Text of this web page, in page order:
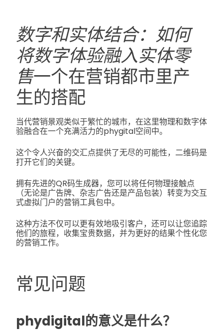
数字和实体结合：如何
将数字体验融入实体零
售一个在营销都市里产
生的搭配
当代营销景观类似于繁忙的城市，在这里物理和数字体
验融合在一个充满活力的phygital空间中。
这个令人兴奋的交汇点提供了无尽的可能性，二维码是
打开它们的关键。
拥有先进的QR码生成器，您可以将任何物理接触点
（无论是广告牌、杂志广告还是产品包装）转变为交互
式虚拟门户的营销工具包中。
这种方法不仅可以更有效地吸引客户，还可以让您追踪
他们的旅程，收集宝贵数据，并为更好的结果个性化您
的营销工作。
常见问题
phydigital的意义是什么？